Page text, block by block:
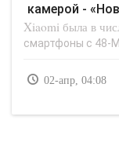
камерой -
Xiaomi была в
смартфоны с 48-
02-апр, 04:08